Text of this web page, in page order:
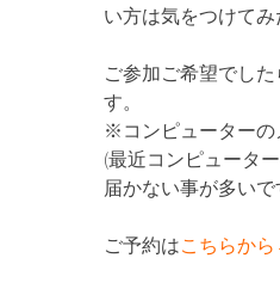
い方は気をつけて
ご参加ご希望でし
す。
※コンピューターの
(最近コンピュータ
届かない事が多いで
ご予約はこちらか